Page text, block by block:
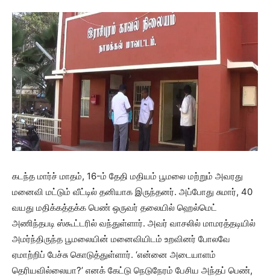
கடந்த மார்ச் மாதம், 16-ம் தேதி மதியம் பூமலை மற்றும் அவரது
மனைவி மட்டும் வீட்டில் தனியாக இருந்தனர். அப்போது சுமார், 40
வயது மதிக்கத்தக்க பெண் ஒருவர் தலையில் ஹெல்மெட்
அணிந்தபடி ஸ்கூட்டரில் வந்துள்ளார். அவர் வாசலில் மாமரத்தடியில்
அமர்ந்திருந்த பூமலையின் மனைவியிடம் உறவினர் போலவே
ஏமாற்றிப் பேச்சு கொடுத்துள்ளார். ‘என்னை அடையாளம்
தெரியவில்லையா?’ எனக் கேட்டு நெடுநேரம் பேசிய அந்தப் பெண்,